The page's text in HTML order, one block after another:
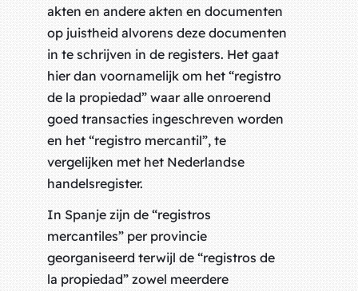
akten en andere akten en documenten
op juistheid alvorens deze documenten
in te schrijven in de registers. Het gaat
hier dan voornamelijk om het “registro
de la propiedad” waar alle onroerend
goed transacties ingeschreven worden
en het “registro mercantil”, te
vergelijken met het Nederlandse
handelsregister.
In Spanje zijn de “registros
mercantiles” per provincie
georganiseerd terwijl de “registros de
la propiedad” zowel meerdere